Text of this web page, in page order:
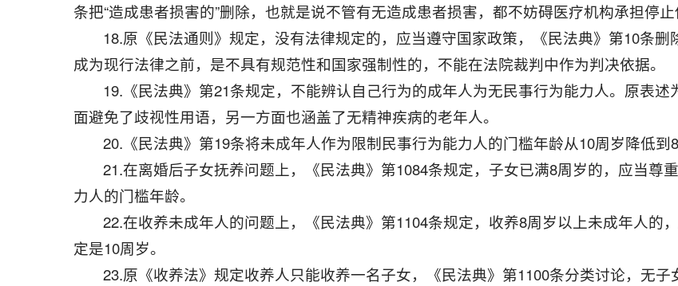
条把“造成患者损害的”删除，也就是说不管有无造成患者损害，都不妨碍医疗机构承担停止
18.原《民法通则》规定，没有法律规定的，应当遵守国家政策，《民法典》第10条删
成为现行法律之前，是不具有规范性和国家强制性的，不能在法院裁判中作为判决依据。
19.《民法典》第21条规定，不能辨认自己行为的成年人为无民事行为能力人。原表述
面避免了歧视性用语，另一方面也涵盖了无精神疾病的老年人。
20.《民法典》第19条将未成年人作为限制民事行为能力人的门槛年龄从10周岁降低到8
21.在离婚后子女抚养问题上，《民法典》第1084条规定，子女已满8周岁的，应当尊
力人的门槛年龄。
22.在收养未成年人的问题上，《民法典》第1104条规定，收养8周岁以上未成年人的
定是10周岁。
23.原《收养法》规定收养人只能收养一名子女，《民法典》第1100条分类讨论，无